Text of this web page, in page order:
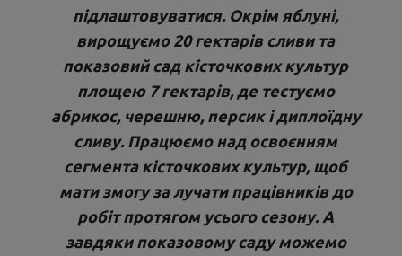
підлаштовуватися. Окрім яблуні,
вирощуємо 20 гектарів сливи та
показовий сад кісточкових культур
площею 7 гектарів, де тестуємо
абрикос, черешню, персик і диплоїдну
сливу. Працюємо над освоєнням
сегмента кісточкових культур, щоб
мати змогу за лучати працівників до
робіт протягом усього сезону. А
завдяки показовому саду можемо